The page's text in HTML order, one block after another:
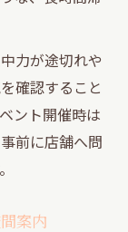
力が途切れや
確認すること
ント開催時は
前に店舗へ問
案内